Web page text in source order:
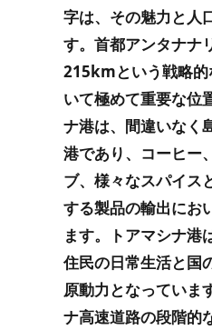
字は、その魅力と人
す。首都アンタナナ
215kmという戦略的
いて極めて重要な位
ナ港は、間違いなく
港であり、コーヒー
ブ、様々なスパイス
する製品の輸出にお
ます。トアマシナ港
住民の日常生活と国
原動力となっていま
ナ高速道路の段階的